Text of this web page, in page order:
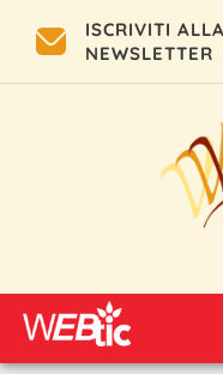
ISCRIVITI ALLA
NEWSLETTER